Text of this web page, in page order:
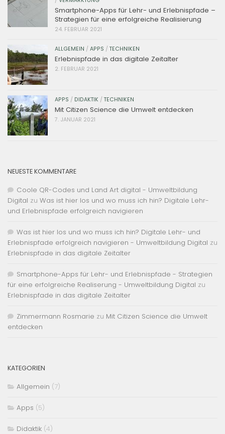
Smartphone-Apps für Lehr- und Erlebnispfade –
Strategien für eine erfolgreiche Realisierung
24. FEBRUAR 2021
ALLGEMEIN / APPS / TECHNIKEN
Erlebnispfade in das digitale Zeitalter
2. FEBRUAR 2021
APPS / DIDAKTIK / TECHNIKEN
Mit Citizen Science die Umwelt entdecken
7. JANUAR 2021
NEUESTE KOMMENTARE
Coole QR-Codes und Land Art digital - Umweltbildung
Digital zu Was ist hier los und wo muss ich hin? Digitale Lehr-
und Erlebnispfade erfolgreich navigieren
Was ist hier los und wo muss ich hin? Digitale Lehr- und
Erlebnispfade erfolgreich navigieren - Umweltbildung Digital zu
Erlebnispfade in das digitale Zeitalter
Smartphone-Apps für Lehr- und Erlebnispfade - Strategien
für eine erfolgreiche Realiserung - Umweltbildung Digital zu
Erlebnispfade in das digitale Zeitalter
Zimmermann Rosmarie zu Mit Citizen Science die Umwelt
entdecken
KATEGORIEN
Allgemein (7)
Apps (5)
Didaktik (4)